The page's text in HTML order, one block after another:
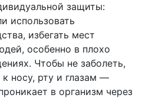
защиты:
использовать
избегать мест
особенно в плохо
Чтобы не заболеть,
к носу, рту и глазам —
в организм через